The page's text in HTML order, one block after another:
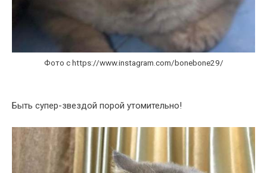
Фото с https://www.instagram.com/bonebone29/
Быть супер-звездой порой утомительно!